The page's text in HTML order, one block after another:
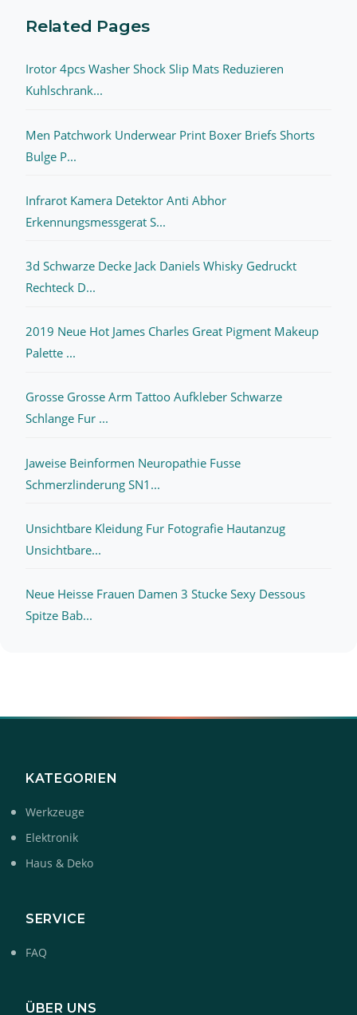
Related Pages
Irotor 4pcs Washer Shock Slip Mats Reduzieren
Kuhlschrank...
Men Patchwork Underwear Print Boxer Briefs Shorts
Bulge P...
Infrarot Kamera Detektor Anti Abhor
Erkennungsmessgerat S...
3d Schwarze Decke Jack Daniels Whisky Gedruckt
Rechteck D...
2019 Neue Hot James Charles Great Pigment Makeup
Palette ...
Grosse Grosse Arm Tattoo Aufkleber Schwarze
Schlange Fur ...
Jaweise Beinformen Neuropathie Fusse
Schmerzlinderung SN1...
Unsichtbare Kleidung Fur Fotografie Hautanzug
Unsichtbare...
Neue Heisse Frauen Damen 3 Stucke Sexy Dessous
Spitze Bab...
KATEGORIEN
Werkzeuge
Elektronik
Haus & Deko
SERVICE
FAQ
ÜBER UNS